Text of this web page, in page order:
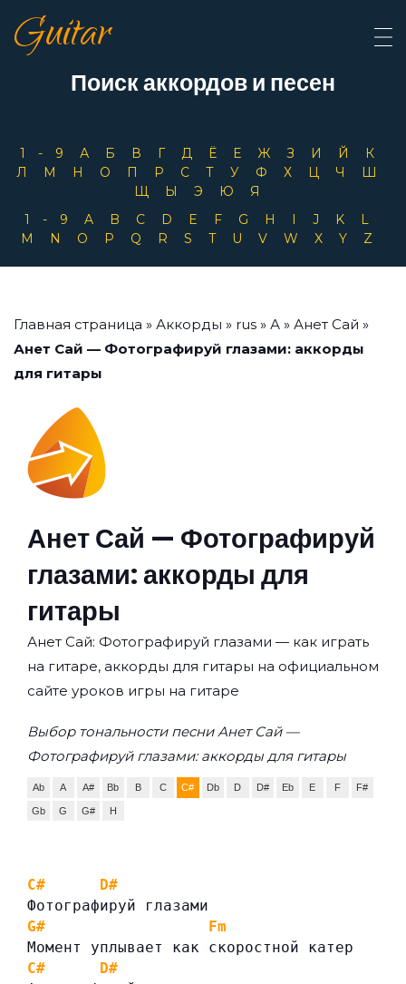
Guitar
Поиск аккордов и песен
1-9 А Б В Г Д Ё Е Ж З И Й
К
Л
М Н О П Р С Т У Ф Х Ц Ч
Ш
Щ
Ы Э Ю
Я
1-9
A B C D E F G H I J K
L
M
N O P Q R S T U V W X Y Z
Главная страница » Аккорды » rus » А » Анет Сай »
Анет Сай — Фотографируй глазами: аккорды
для гитары
Анет Сай — Фотографируй
глазами: аккорды для
гитары
Анет Сай: Фотографируй глазами — как играть
на гитаре, аккорды для гитары на официальном
сайте уроков игры на гитаре
Выбор тональности песни Анет Сай —
Фотографируй глазами: аккорды для гитары
Ab A A# Bb B C C# Db D D# Eb E F F#
Gb G G# H
C#
D#
Фотографируй глазами
G#
Fm
Момент уплывает как скоростной катер
C#
D#